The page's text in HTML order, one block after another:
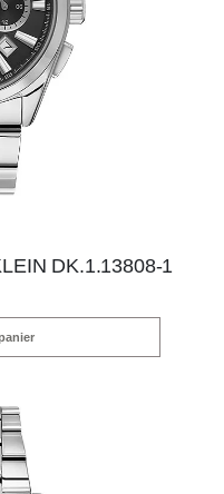
DK.1.13808-1